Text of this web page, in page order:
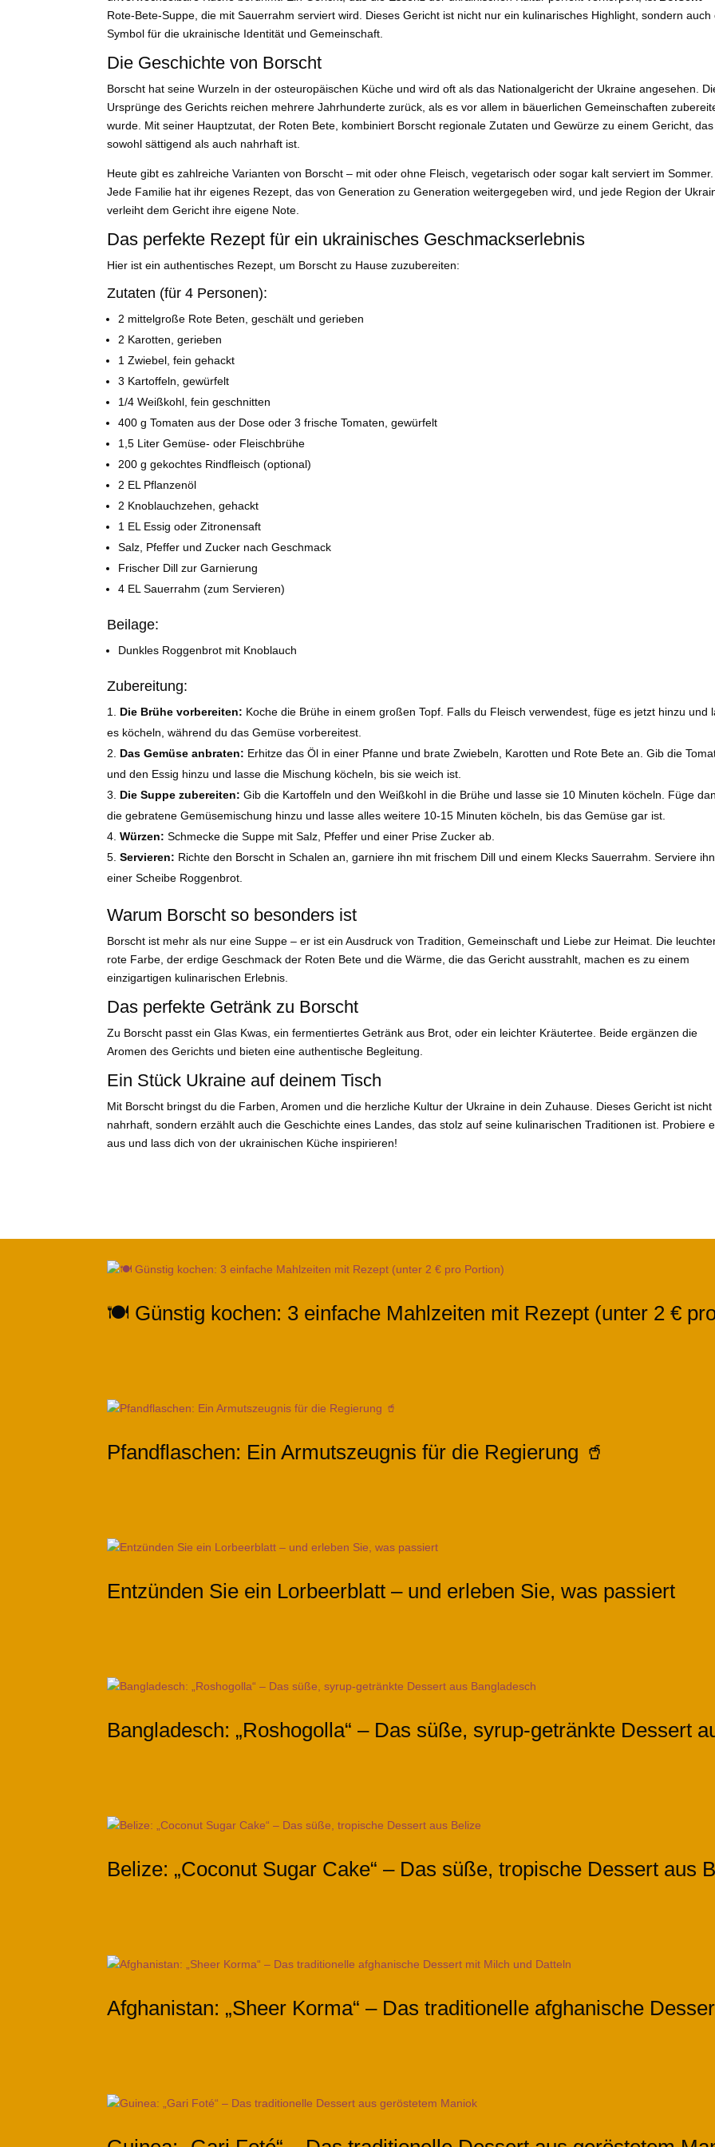
Rote-Bete-Suppe, die mit Sauerrahm serviert wird. Dieses Gericht ist nicht nur ein kulinarisches Highlight, sondern auch
Symbol für die ukrainische Identität und Gemeinschaft.
Die Geschichte von Borscht
Borscht hat seine Wurzeln in der osteuropäischen Küche und wird oft als das Nationalgericht der Ukraine angesehen.
Ursprünge des Gerichts reichen mehrere Jahrhunderte zurück, als es vor allem in bäuerlichen Gemeinschaften
wurde. Mit seiner Hauptzutat, der Roten Bete, kombiniert Borscht regionale Zutaten und Gewürze zu einem Gericht, das
sowohl sättigend als auch nahrhaft ist.
Heute gibt es zahlreiche Varianten von Borscht – mit oder ohne Fleisch, vegetarisch oder sogar kalt serviert im Sommer.
Jede Familie hat ihr eigenes Rezept, das von Generation zu Generation weitergegeben wird, und jede Region der
verleiht dem Gericht ihre eigene Note.
Das perfekte Rezept für ein ukrainisches Geschmackserlebnis
Hier ist ein authentisches Rezept, um Borscht zu Hause zuzubereiten:
Zutaten (für 4 Personen):
2 mittelgroße Rote Beten, geschält und gerieben
2 Karotten, gerieben
1 Zwiebel, fein gehackt
3 Kartoffeln, gewürfelt
1/4 Weißkohl, fein geschnitten
400 g Tomaten aus der Dose oder 3 frische Tomaten, gewürfelt
1,5 Liter Gemüse- oder Fleischbrühe
200 g gekochtes Rindfleisch (optional)
2 EL Pflanzenöl
2 Knoblauchzehen, gehackt
1 EL Essig oder Zitronensaft
Salz, Pfeffer und Zucker nach Geschmack
Frischer Dill zur Garnierung
4 EL Sauerrahm (zum Servieren)
Beilage:
Dunkles Roggenbrot mit Knoblauch
Zubereitung:
Die Brühe vorbereiten: Koche die Brühe in einem großen Topf. Falls du Fleisch verwendest, füge es jetzt hinzu und
es köcheln, während du das Gemüse vorbereitest.
Das Gemüse anbraten: Erhitze das Öl in einer Pfanne und brate Zwiebeln, Karotten und Rote Bete an. Gib die
und den Essig hinzu und lasse die Mischung köcheln, bis sie weich ist.
Die Suppe zubereiten: Gib die Kartoffeln und den Weißkohl in die Brühe und lasse sie 10 Minuten köcheln. Füge
die gebratene Gemüsemischung hinzu und lasse alles weitere 10-15 Minuten köcheln, bis das Gemüse gar ist.
Würzen: Schmecke die Suppe mit Salz, Pfeffer und einer Prise Zucker ab.
Servieren: Richte den Borscht in Schalen an, garniere ihn mit frischem Dill und einem Klecks Sauerrahm. Serviere
einer Scheibe Roggenbrot.
Warum Borscht so besonders ist
Borscht ist mehr als nur eine Suppe – er ist ein Ausdruck von Tradition, Gemeinschaft und Liebe zur Heimat. Die
rote Farbe, der erdige Geschmack der Roten Bete und die Wärme, die das Gericht ausstrahlt, machen es zu einem
einzigartigen kulinarischen Erlebnis.
Das perfekte Getränk zu Borscht
Zu Borscht passt ein Glas Kwas, ein fermentiertes Getränk aus Brot, oder ein leichter Kräutertee. Beide ergänzen die
Aromen des Gerichts und bieten eine authentische Begleitung.
Ein Stück Ukraine auf deinem Tisch
Mit Borscht bringst du die Farben, Aromen und die herzliche Kultur der Ukraine in dein Zuhause. Dieses Gericht ist nicht
nahrhaft, sondern erzählt auch die Geschichte eines Landes, das stolz auf seine kulinarischen Traditionen ist. Probiere
aus und lass dich von der ukrainischen Küche inspirieren!
🍽️ Günstig kochen: 3 einfache Mahlzeiten mit Rezept (unter 2 €
Pfandflaschen: Ein Armutszeugnis für die Regierung 🥤
Entzünden Sie ein Lorbeerblatt – und erleben Sie, was passiert
Bangladesch: „Roshogolla“ – Das süße, syrup-getränkte Dessert
Belize: „Coconut Sugar Cake“ – Das süße, tropische Dessert aus
Afghanistan: „Sheer Korma“ – Das traditionelle afghanische